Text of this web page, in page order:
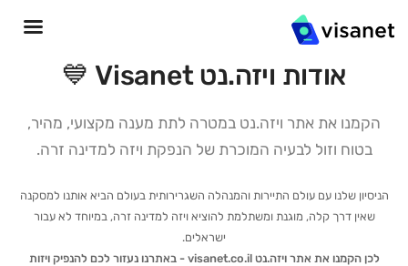
אודות ויזה.נט Visanet 💙
הקמנו את אתר ויזה.נט במטרה לתת מענה מקצועי, מהיר,
בטוח וזול לבעיה המוכרת של הנפקת ויזה למדינה זרה.
הניסיון שלנו עם עולם התיירות והמנהלה השגרירותית בעולם הביא אותנו למסקנה
שאין דרך קלה, מוגנת ומשתלמת להוציא ויזה למדינה זרה, במיוחד לא עבור
ישראלים.
לכן הקמנו את אתר ויזה.נט visanet.co.il - באתרנו נעזור לכם להנפיק ויזות